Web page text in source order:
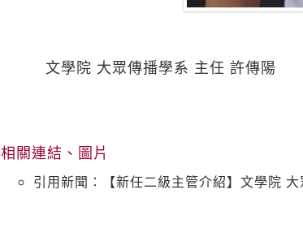
文學院 大眾傳播學系 主任 許傳陽
相關連結、圖片
引用新聞：【新任二級主管介紹】文學院